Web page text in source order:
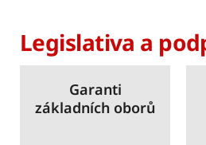
Legislativa a
Garanti
základních oborů